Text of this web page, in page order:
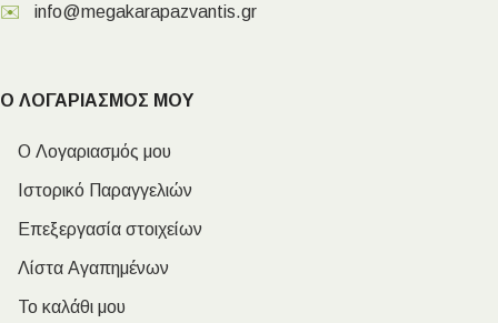
✉️ info@megakarapazvantis.gr
Ο ΛΟΓΑΡΙΑΣΜΟΣ ΜΟΥ
Ο Λογαριασμός μου
Ιστορικό Παραγγελιών
Επεξεργασία στοιχείων
Λίστα Αγαπημένων
Το καλάθι μου